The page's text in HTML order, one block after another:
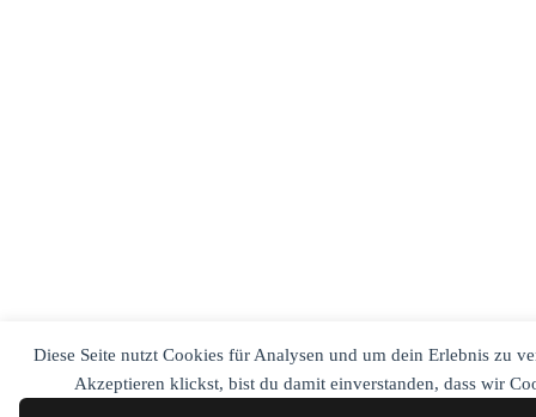
Diese Seite nutzt Cookies für Analysen und um dein Erlebnis zu
Akzeptieren klickst, bist du damit einverstanden, dass wir